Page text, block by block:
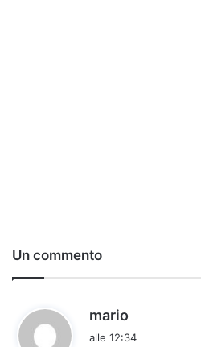
Un commento
mario
alle 12:34